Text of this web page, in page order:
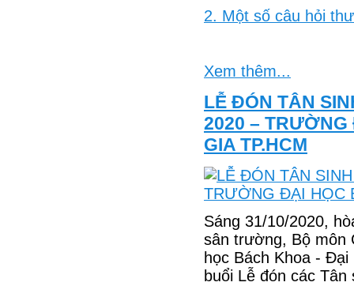
2. Một số câu hỏi
Xem thêm...
LỄ ĐÓN TÂN
2020 –
GIA TP.HCM
Sáng 31/10/2020,
sân trường, Bộ môn
học Bách Khoa -
buổi Lễ đón các